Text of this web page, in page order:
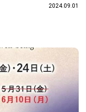
2024.09.01